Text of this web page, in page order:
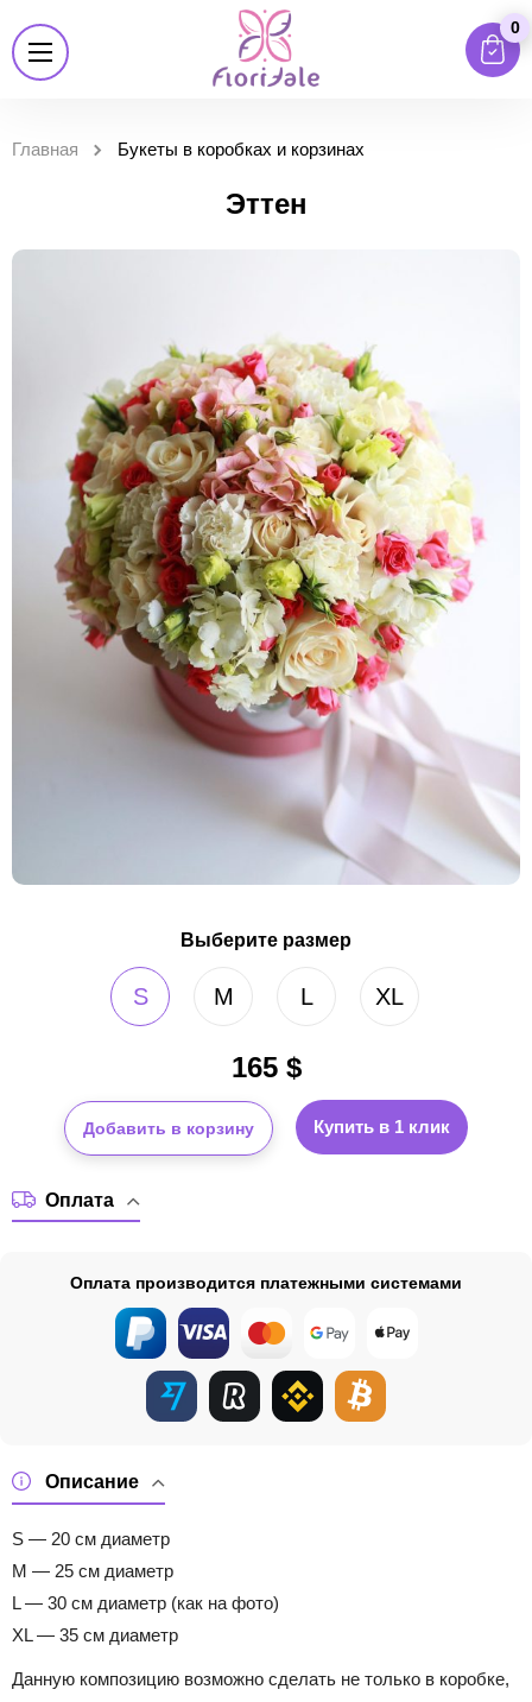
0
Главная Букеты в коробках и корзинах
Эттен
Выберите размер
S M L XL
165$
Добавить в корзину Купить в 1 клик
Описание
S — 20 см диаметр
M — 25 см диаметр
L — 30 см диаметр (как на фото)
XL — 35 см диаметр
Данную композицию возможно сделать не только в коробке,
Оплата
Оплата производится платежными системами